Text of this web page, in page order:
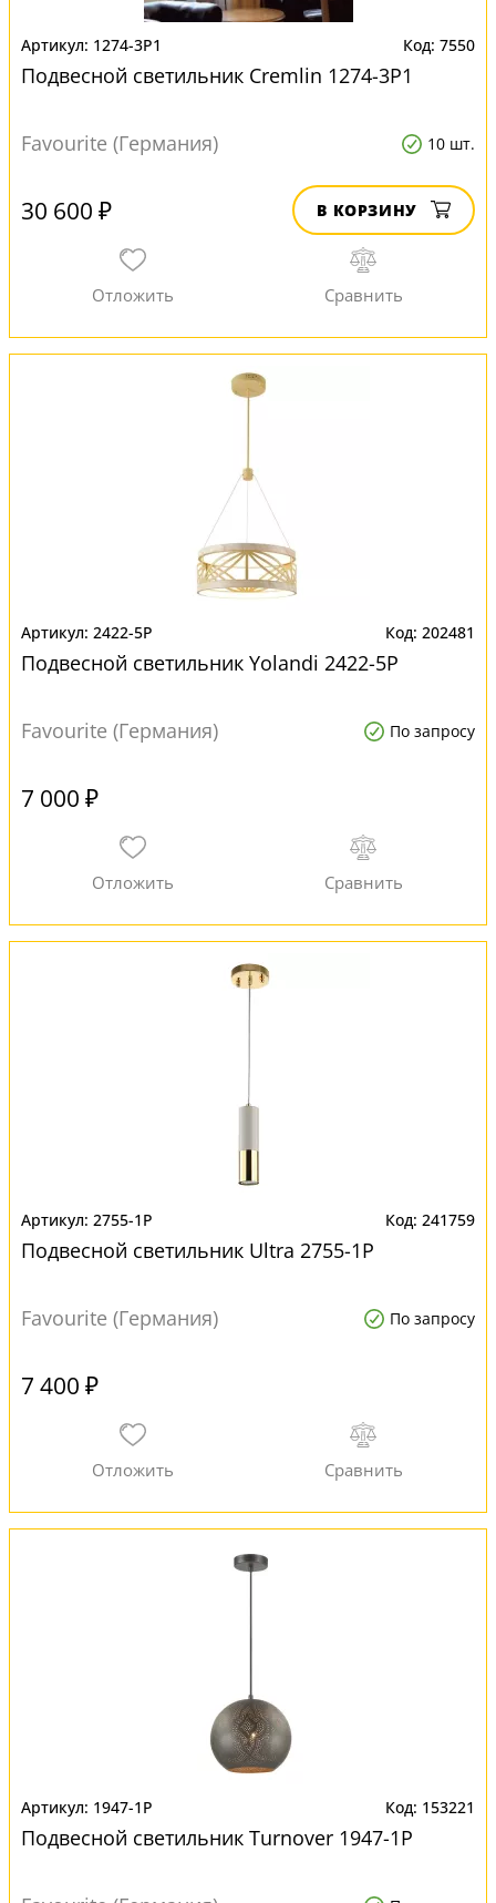
1274-3P1 7550
Подвесной светильник Cremlin 1274-3P1
Favourite (Германия) 10 шт.
30 600 ₽ В КОРЗИНУ
2422-5P 202481
Подвесной светильник Yolandi 2422-5P
Favourite (Германия) По запросу
7 000 ₽
2755-1P 241759
Подвесной светильник Ultra 2755-1P
Favourite (Германия) По запросу
7 400 ₽
1947-1P 153221
Подвесной светильник Turnover 1947-1P